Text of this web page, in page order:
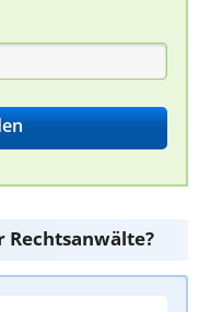
Rechtsanwälte?